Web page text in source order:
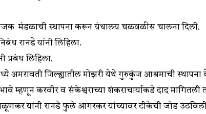
मंडळाची स्थापना करून ग्रंथालय चळवळीस चालना दिली.
रानडे यांनी लिहिला.
प्रबंध लिहिला.
अमरावती जिल्ह्यातील मोझरी येथे गुरुकुंज आश्रमाची स्थापना
म्हणून करवीर व संकेश्वराच्या शंकराचार्याकडे दाद मागितली
यांनी रानडे फुले आगरकर यांच्यावर टीकेची जोड उठविली